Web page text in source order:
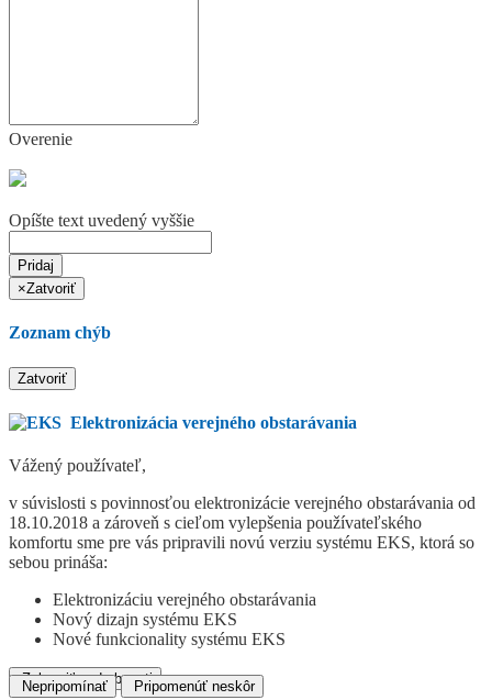
Overenie
Opíšte text uvedený vyššie
Pridaj
×Zatvoriť
Zoznam chýb
Zatvoriť
Elektronizácia verejného obstarávania
Vážený používateľ,
v súvislosti s povinnosťou elektronizácie verejného obstarávania od
18.10.2018 a zároveň s cieľom vylepšenia používateľského
komfortu sme pre vás pripravili novú verziu systému EKS, ktorá so
sebou prináša:
Elektronizáciu verejného obstarávania
Nový dizajn systému EKS
Nové funkcionality systému EKS
Zobraziť podrobnosti
Nepripomínať Pripomenúť neskôr